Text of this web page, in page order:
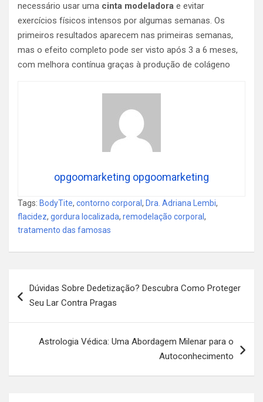
necessário usar uma cinta modeladora e evitar
exercícios físicos intensos por algumas semanas. Os
primeiros resultados aparecem nas primeiras semanas,
mas o efeito completo pode ser visto após 3 a 6 meses,
com melhora contínua graças à produção de colágeno
opgoomarketing opgoomarketing
Tags: BodyTite, contorno corporal , Dra. Adriana Lembi,
flacidez, gordura localizada, remodelação corporal ,
tratamento das famosas
de
Dúvidas Sobre Dedetização? Descubra Como Proteger
Seu Lar Contra Pragas
Astrologia Védica: Uma Abordagem Milenar para o
Autoconhecimento